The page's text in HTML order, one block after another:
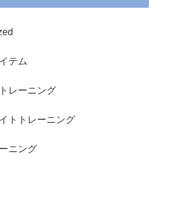
テム
レーニング
トトレーニング
ニング